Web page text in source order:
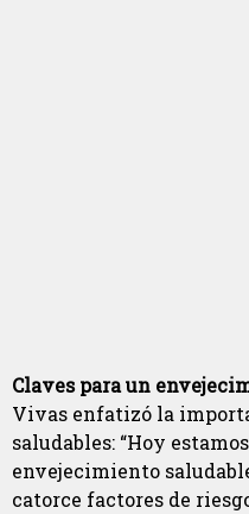
Claves para un
Vivas enfatizó la
saludables: “Hoy
envejecimiento
catorce factores de